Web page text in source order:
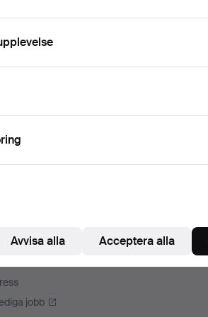
Auctionet
jobb
Avvisa alla Acceptera alla